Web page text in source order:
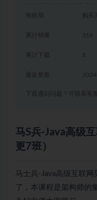
有效期 购
累计销量 316
累计下载 8
2024
下载遇到问题？可联系客
马S兵-Java高级
更7班）
马士兵-Java高级互联
了，本课程是架构师